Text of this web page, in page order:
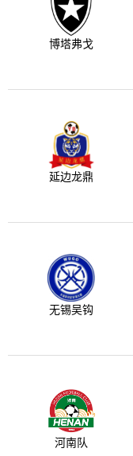
博塔弗戈
延边龙鼎
无锡吴钩
河南队